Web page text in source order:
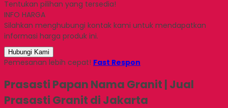
Tentukan pilihan yang tersedia!
INFO HARGA
Silahkan menghubungi kontak kami untuk mendapatkan
informasi harga produk ini.
Hubungi Kami
Pemesanan lebih cepat! Fast Respon
Prasasti Papan Nama Granit | Jual
Prasasti Granit di Jakarta